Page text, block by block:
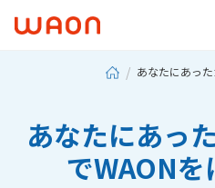
あなたにあっ
あなたにあっ
でWAONを